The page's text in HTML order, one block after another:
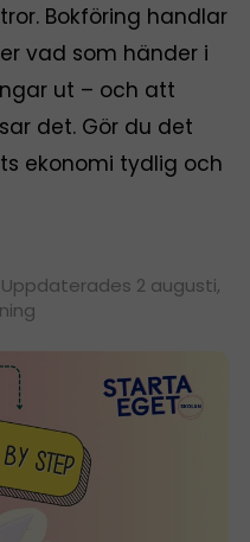
Bokföring handlar
vad som händer i
ut – och att
det. Gör du det
ekonomi tydlig och
Uppdaterades 2 augusti,